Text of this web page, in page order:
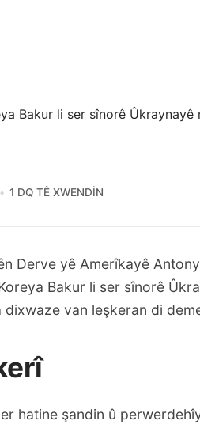
1 DQ TÊ XWENDIN
Derve yê Amerîkayê
Bakur li ser sînorê
dixwaze van leşkeran di
hatine şandin û